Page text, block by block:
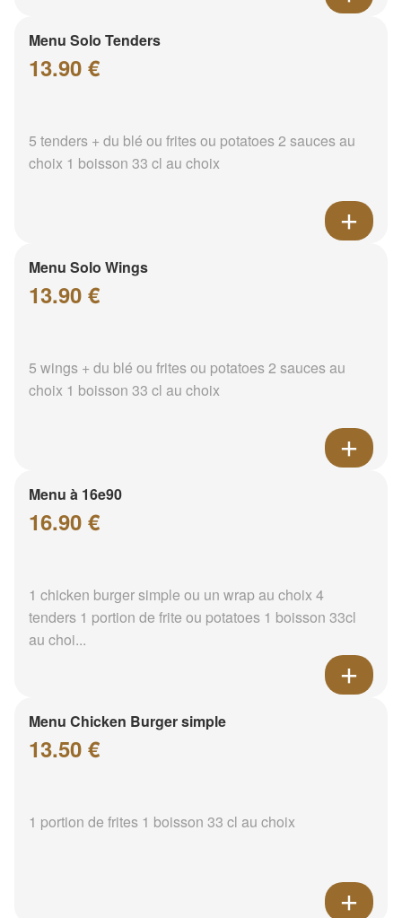
Menu Solo Tenders
13.90 €
5 tenders + du blé ou frites ou potatoes 2 sauces au
choix 1 boisson 33 cl au choix
Menu Solo Wings
13.90 €
5 wings + du blé ou frites ou potatoes 2 sauces au
choix 1 boisson 33 cl au choix
Menu à 16e90
16.90 €
1 chicken burger simple ou un wrap au choix 4
tenders 1 portion de frite ou potatoes 1 boisson 33cl
au choi...
Menu Chicken Burger simple
13.50 €
1 portion de frites 1 boisson 33 cl au choix